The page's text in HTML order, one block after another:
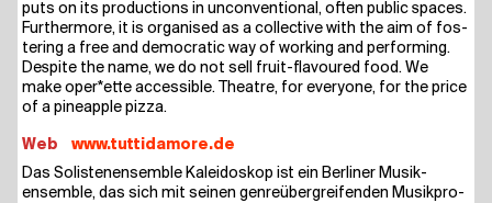
puts on its pro­duc­tions in uncon­ven­tio­nal, often public spaces.
Fur­ther­mo­re, it is orga­nis­ed as a coll­ec­ti­ve with the aim of fos­
te­ring a free and demo­cra­tic way of working and per­forming.
Despi­te the name, we do not sell fruit-fla­vou­red food. We
make oper*ette acces­si­ble. Theat­re, for ever­yo­ne, for the pri­ce
of a pineapp­le pizza.
Web
www​.tuttida​mo​re​.de
Das Solis­ten­en­sem­ble Kalei­do­skop ist ein Ber­li­ner Musik­
ensem­ble, das sich mit sei­nen gen­re­über­grei­fen­den Musik­pro­